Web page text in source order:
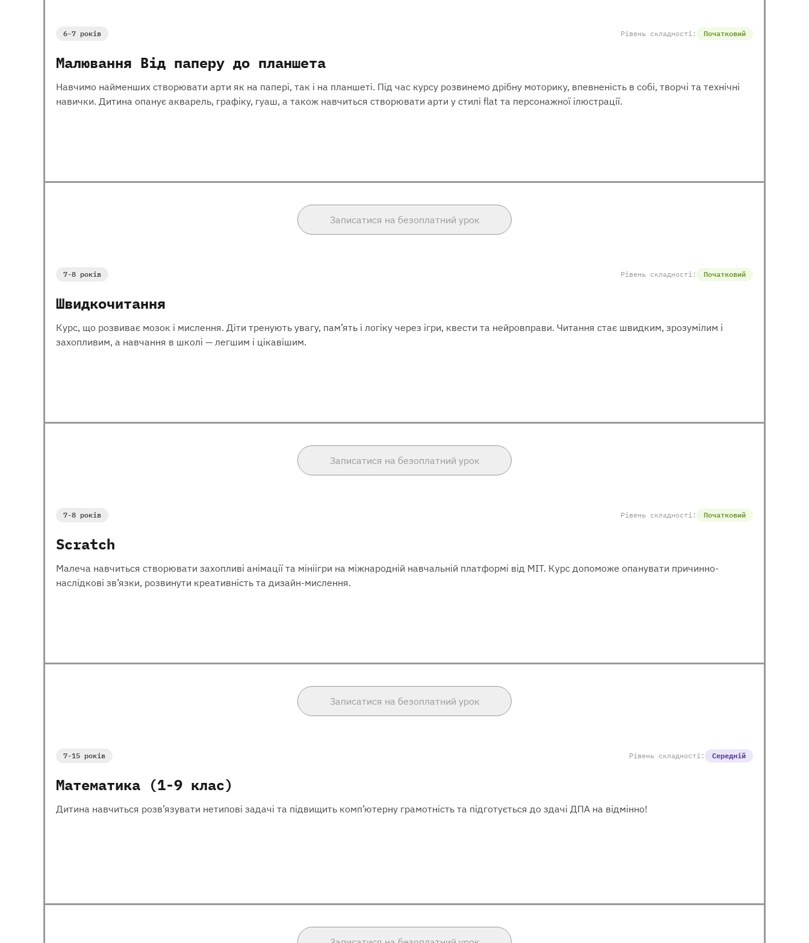
6-7 років Рівень складності: Початковий
Малювання Від паперу до планшета
Навчимо найменших створювати арти як на папері, так і на планшеті. Під час курсу розвинемо дрібну моторику, впевненість в собі, творчі та технічні
навички. Дитина опанує акварель, графіку, гуаш, а також навчиться створювати арти у стилі flat та персонажної ілюстрації.
Записатися на безоплатний урок
7-8 років Рівень складності: Початковий
Швидкочитання
Курс, що розвиває мозок і мислення. Діти тренують увагу, пам’ять і логіку через ігри, квести та нейровправи. Читання стає швидким, зрозумілим і
захопливим, а навчання в школі — легшим і цікавішим.
Записатися на безоплатний урок
7-8 років Рівень складності: Початковий
Scratch
Малеча навчиться створювати захопливі анімації та мініігри на міжнародній навчальній платформі від МІТ. Курс допоможе опанувати причинно-
наслідкові зв’язки, розвинути креативність та дизайн-мислення.
Записатися на безоплатний урок
7-15 років Рівень складності: Середній
Математика (1-9 клас)
Дитина навчиться розв’язувати нетипові задачі та підвищить комп’ютерну грамотність та підготується до здачі ДПА на відмінно!